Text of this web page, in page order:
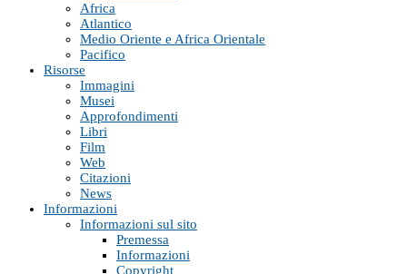
Africa
Atlantico
Medio Oriente e Africa Orientale
Pacifico
Risorse
Immagini
Musei
Approfondimenti
Libri
Film
Web
Citazioni
News
Informazioni
Informazioni sul sito
Premessa
Informazioni
Copyright